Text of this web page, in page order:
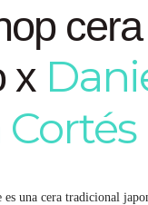
cera
x
una cera tradicional